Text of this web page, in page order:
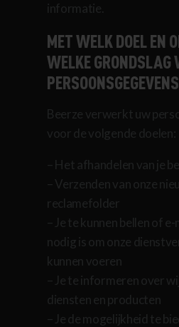
informatie.
MET WELK DOEL EN
WELKE GRONDSLAG
Beerze verwerkt uw
voor de volgende doelen:
– Het afhandelen van je
– Verzenden van onze
reclamefolder
– Je te kunnen bellen of
nodig is om onze
kunnen voeren
– Je te informeren over
diensten en producten
– Je de mogelijkheid te